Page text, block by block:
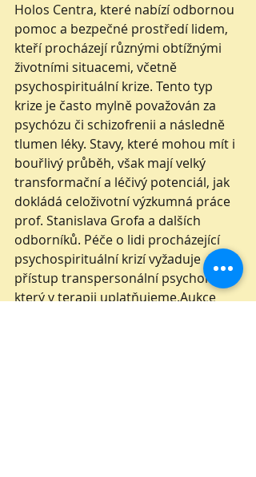
Holos Centra, které nabízí odbornou
pomoc a bezpečné prostředí lidem,
kteří procházejí různými obtížnými
životními situacemi, včetně
psychospirituální krize. Tento typ
krize je často mylně považován za
psychózu či schizofrenii a následně
tlumen léky. Stavy, které mohou mít i
bouřlivý průběh, však mají velký
transformační a léčivý potenciál, jak
dokládá celoživotní výzkumná práce
prof. Stanislava Grofa a dalších
odborníků. Péče o lidi procházející
psychospirituální krizí vyžaduje
přístup transpersonální psychologie,
který v terapii uplatňujeme.Aukce